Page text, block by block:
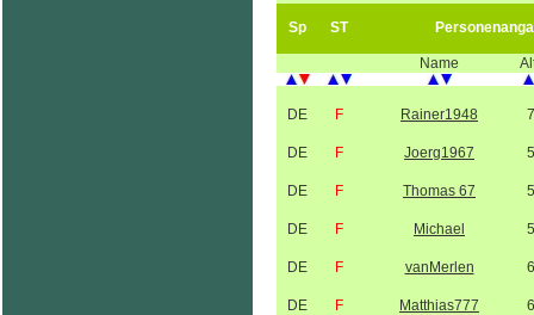
Sp ST
Name
DE F Rainer1948
DE F Joerg1967
DE F Thomas 67
DE F Michael
DE F vanMerlen
DE F Matthias777